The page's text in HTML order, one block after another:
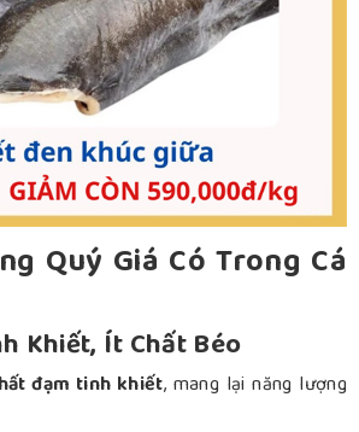
Quý Giá Có Trong Cá
Khiết, Ít Chất Béo
đạm tinh khiết, mang lại năng lượng